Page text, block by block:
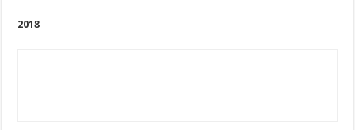
2018